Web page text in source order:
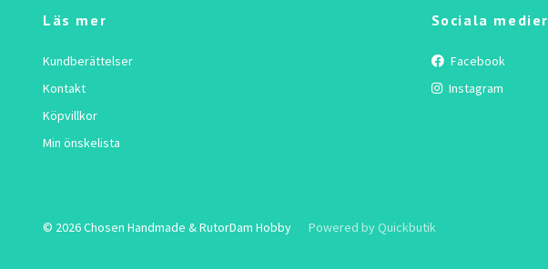
Läs mer
Kundberättelser
Kontakt
Köpvillkor
Min önskelista
Sociala medier
Facebook
Instagram
© 2026 Chosen Handmade & RutorDam Hobby Powered by Quickbutik